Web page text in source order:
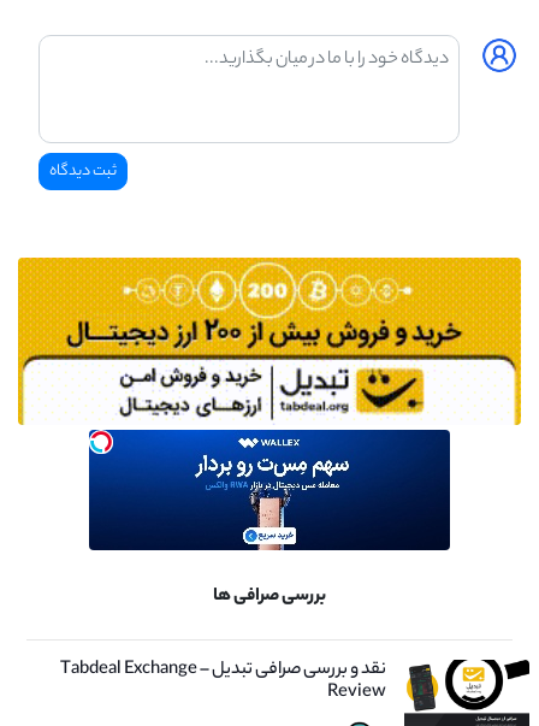
بررسی صرافی ها
نقد و بررسی صرافی تبدیل – Tabdeal Exchange
Review